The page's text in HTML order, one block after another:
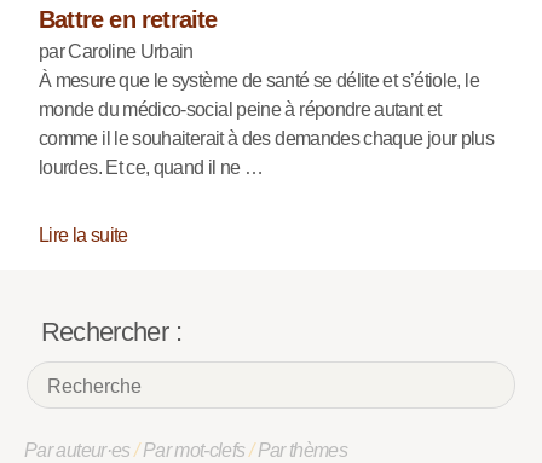
Battre en retraite
par Caroline Urbain
À mesure que le système de santé se délite et s’étiole, le
monde du médico-social peine à répondre autant et
comme il le souhaiterait à des demandes chaque jour plus
lourdes. Et ce, quand il ne …
Lire la suite
Rechercher :
Par auteur·es/Par mot-clefs/Par thèmes